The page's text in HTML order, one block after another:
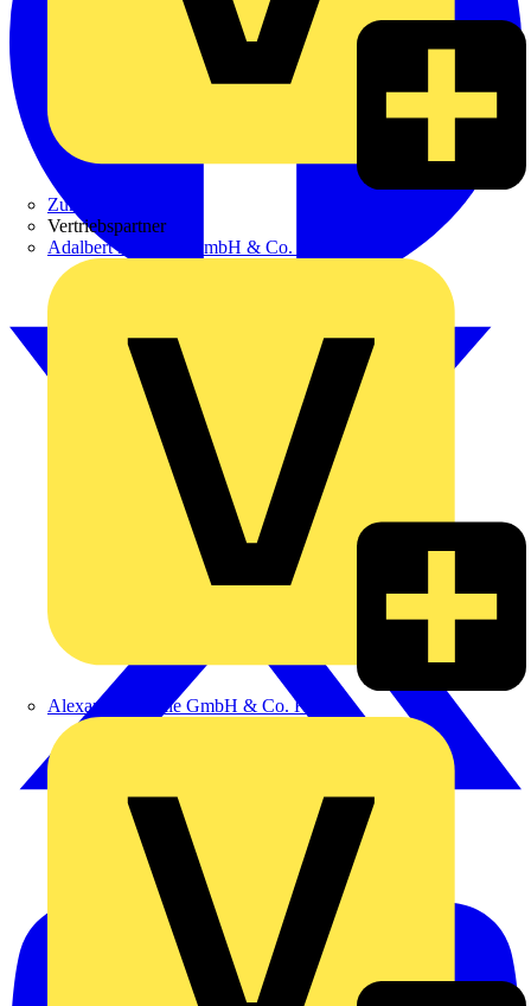
Zumtobel
Vertriebspartner
Adalbert Zajadacz GmbH & Co. KG
Alexander Bürkle GmbH & Co. KG